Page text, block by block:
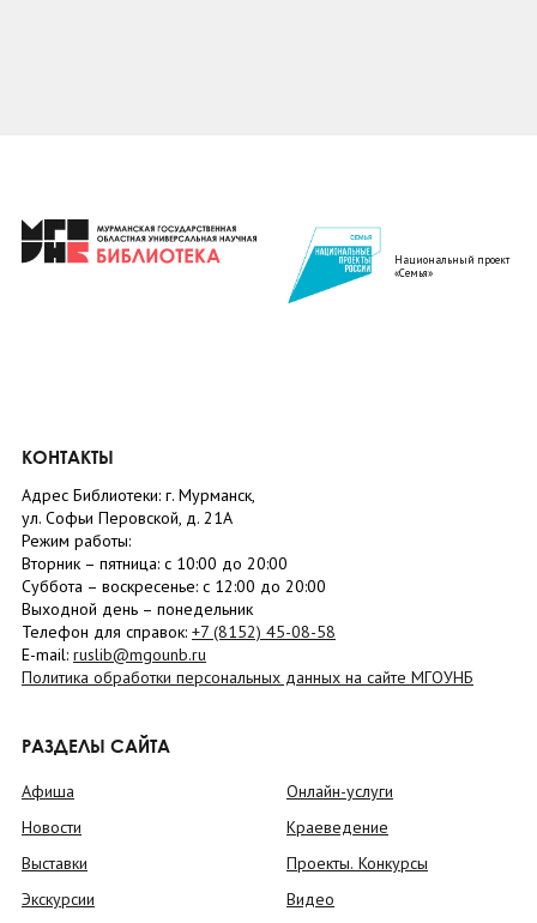
Национальный проект
«Семья»
КОНТАКТЫ
Адрес Библиотеки: г. Мурманск,
ул. Софьи Перовской, д. 21А
Режим работы:
Вторник – пятница: с 10:00 до 20:00
Суббота – воскресенье: c 12:00 до 20:00
Выходной день – понедельник
Телефон для справок: +7 (8152) 45-08-58
E-mail: ruslib@mgounb.ru
Политика обработки персональных данных на сайте МГОУНБ
РАЗДЕЛЫ САЙТА
Афиша
Новости
Выставки
Экскурсии
Онлайн-услуги
Краеведение
Проекты. Конкурсы
Видео